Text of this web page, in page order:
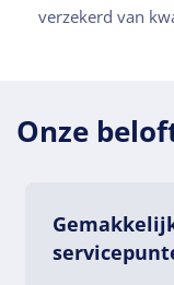
verzekerd van
Onze